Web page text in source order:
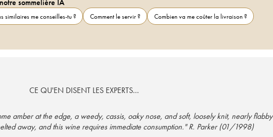
sommelière IA
similaires me conseilles-tu ? Comment le servir ?
Combien va me coûter la livraison ?
CE QU'EN DISENT LES EXPERTS...
amber at the edge, a weedy, cassis, oaky nose, and soft, loosely knit, nearly flabby
away, and this wine requires immediate consumption." R. Parker (01/1998)